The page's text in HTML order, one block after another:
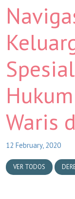
Waris
12 February, 2020
VER TODOS